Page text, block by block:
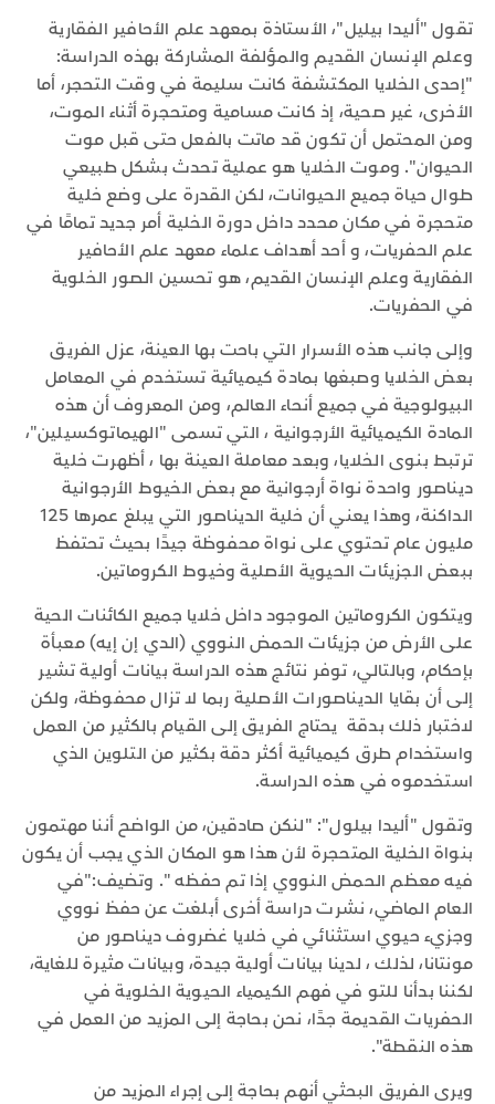
تقول "أليدا بيليل"، الأستاذة بمعهد علم الأحافير الفقارية
وعلم الإنسان القديم والمؤلفة المشاركة بهذه الدراسة:
"إحدى الخلايا المكتشفة كانت سليمة في وقت التحجر، أما
الأخرى، غير صحية، إذ كانت مسامية ومتحجرة أثناء الموت،
ومن المحتمل أن تكون قد ماتت بالفعل حتى قبل موت
الحيوان". وموت الخلايا هو عملية تحدث بشكل طبيعي
طوال حياة جميع الحيوانات، لكن القدرة على وضع خلية
متحجرة في مكان محدد داخل دورة الخلية أمر جديد تمامًا في
علم الحفريات، و أحد أهداف علماء معهد علم الأحافير
الفقارية وعلم الإنسان القديم، هو تحسين الصور الخلوية
في الحفريات.
وإلى جانب هذه الأسرار التي باحت بها العينة، عزل الفريق
بعض الخلايا وصبغها بمادة كيميائية تستخدم في المعامل
البيولوجية في جميع أنحاء العالم، ومن المعروف أن هذه
المادة الكيميائية الأرجوانية ، التي تسمى "الهيماتوكسيلين"،
ترتبط بنوى الخلايا، وبعد معاملة العينة بها ، أظهرت خلية
ديناصور واحدة نواة أرجوانية مع بعض الخيوط الأرجوانية
الداكنة، وهذا يعني أن خلية الديناصور التي يبلغ عمرها 125
مليون عام تحتوي على نواة محفوظة جيدًا بحيث تحتفظ
ببعض الجزيئات الحيوية الأصلية وخيوط الكروماتين.
ويتكون الكروماتين الموجود داخل خلايا جميع الكائنات الحية
على الأرض من جزيئات الحمض النووي (الدي إن إيه) معبأة
بإحكام، وبالتالي، توفر نتائج هذه الدراسة بيانات أولية تشير
إلى أن بقايا الديناصورات الأصلية ربما لا تزال محفوظة، ولكن
لاختبار ذلك بدقة يحتاج الفريق إلى القيام بالكثير من العمل
واستخدام طرق كيميائية أكثر دقة بكثير من التلوين الذي
استخدموه في هذه الدراسة.
وتقول "أليدا بيلول": "لنكن صادقين، من الواضح أننا مهتمون
بنواة الخلية المتحجرة لأن هذا هو المكان الذي يجب أن يكون
فيه معظم الحمض النووي إذا تم حفظه ". وتضيف:"في
العام الماضي، نشرت دراسة أخرى أبلغت عن حفظ نووي
وجزيء حيوي استثنائي في خلايا غضروف ديناصور من
مونتانا، لذلك ، لدينا بيانات أولية جيدة، وبيانات مثيرة للغاية،
لكننا بدأنا للتو في فهم الكيمياء الحيوية الخلوية في
الحفريات القديمة جدًا، نحن بحاجة إلى المزيد من العمل في
هذه النقطة".
ويرى الفريق البحثي أنهم بحاجة إلى إجراء المزيد من